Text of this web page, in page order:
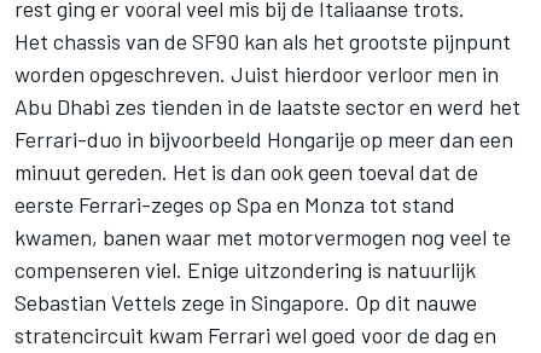
rest ging er vooral veel mis bij de Italiaanse trots.
Het chassis van de SF90 kan als het grootste pijnpunt
worden opgeschreven. Juist hierdoor verloor men in
Abu Dhabi zes tienden in de laatste sector en werd het
Ferrari-duo in bijvoorbeeld Hongarije op meer dan een
minuut gereden. Het is dan ook geen toeval dat de
eerste Ferrari-zeges op Spa en Monza tot stand
kwamen, banen waar met motorvermogen nog veel te
compenseren viel. Enige uitzondering is natuurlijk
Sebastian Vettels zege in Singapore. Op dit nauwe
stratencircuit kwam Ferrari wel goed voor de dag en